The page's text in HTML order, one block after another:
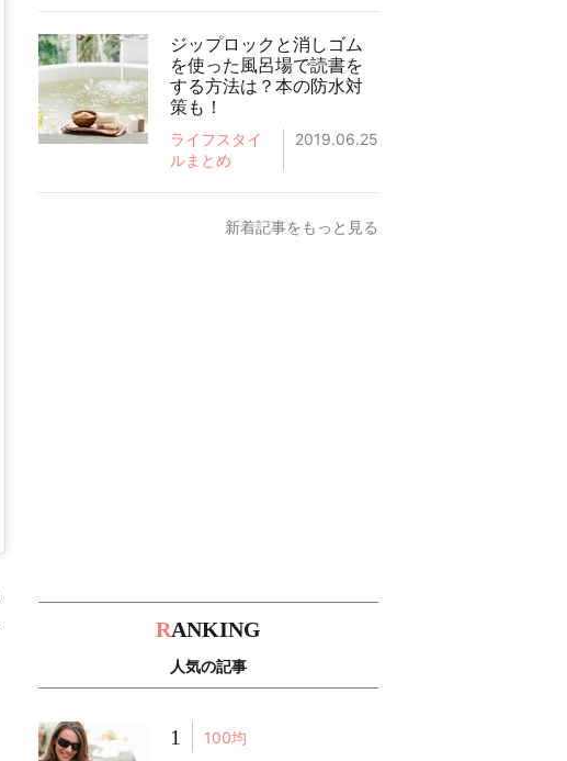
ジップロックと消しゴム
を使った風呂場で読書を
する方法は？本の防水対
策も！
ライフスタイ
ルまとめ
2019.06.25
新着記事をもっと見る
RANKING
人気の記事
1 100均